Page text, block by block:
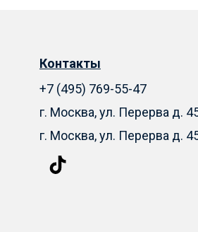
Контакты
+7 (495) 769-55-47
г. Москва, ул. Перерва д.
г. Москва, ул. Перерва д.